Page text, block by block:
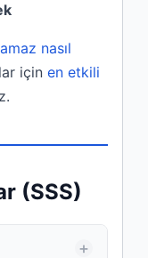
nasıl
için en etkili
(SSS)